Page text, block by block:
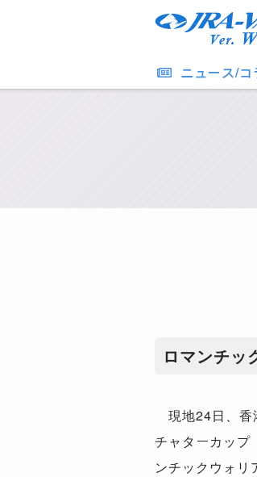
ニュース/コ
ロマンチッ
現地24日、香
チャターカップ
ンチックウォリ